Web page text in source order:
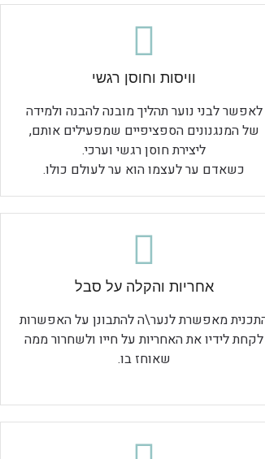
וויסות וחוסן רגשי
לאפשר לבני נוער תהליך מובנה להבנה ולמידה
של המנגנונים הספציפיים שמפעילים אותם,
ליצירת חוסן רגשי וערכי.
כשאדם ער לעצמו הוא ער לעולם כולו.
אחריות והקלה על סבל
מאפשרת לנער\ה להתבונן על האפשרות
לקחת לידיו את האחריות על חייו ולשחרור ממה
שאוחז בו.